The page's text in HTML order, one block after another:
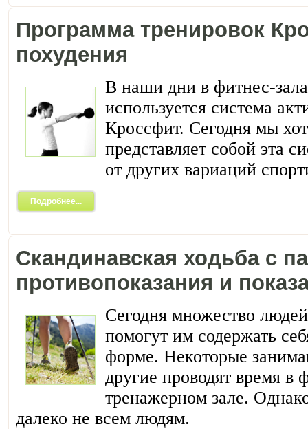
Программа тренировок
похудения
В наши дни в фитнес-
используется система
Кроссфит. Сегодня мы
представляет собой эта
от других вариаций
Подробнее...
Скандинавская ходьба с
противопоказания и
Сегодня множество
помогут им содержать
форме. Некоторые
другие проводят время в
тренажерном зале.
далеко не всем людям.